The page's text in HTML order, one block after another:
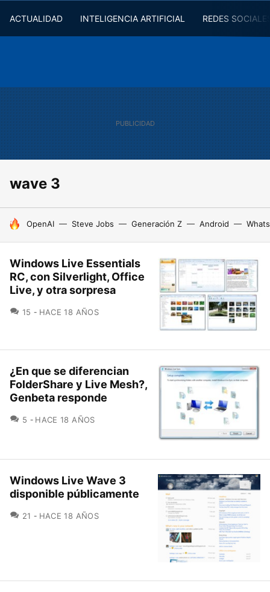
ACTUALIDAD INTELIGENCIA ARTIFICIAL REDES
wave 3
HOY SE HABLA DE
OpenAI Steve Jobs Generación Z Android
Windows Live Essentials
RC, con Silverlight, Office
Live, y otra sorpresa
15 COMENTARIOS
HACE 18 AÑOS
¿En que se diferencian
FolderShare y Live Mesh?,
Genbeta responde
5 COMENTARIOS
HACE 18 AÑOS
Windows Live Wave 3
disponible públicamente
21 COMENTARIOS
HACE 18 AÑOS